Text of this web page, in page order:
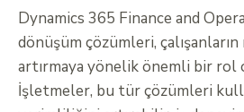
Dynamics 365 Finance and
dönüşüm çözümleri,
artırmaya yönelik önemli bir rol
İşletmeler, bu tür çözümleri